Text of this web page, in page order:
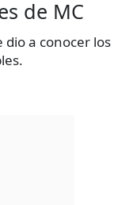
de MC
dio a conocer los